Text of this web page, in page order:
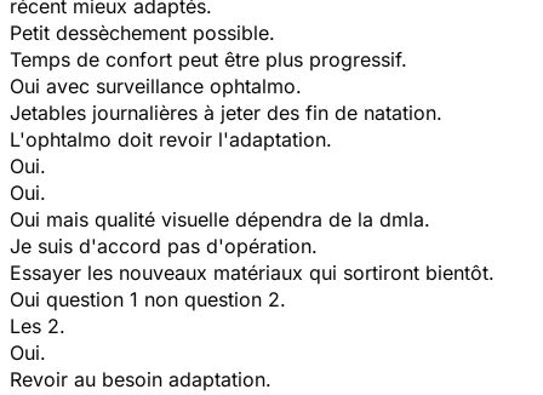
récent mieux adaptés.
Petit dessèchement possible.
Temps de confort peut être plus progressif.
Oui avec surveillance ophtalmo.
Jetables journalières à jeter des fin de natation.
L'ophtalmo doit revoir l'adaptation.
Oui.
Oui.
Oui mais qualité visuelle dépendra de la dmla.
Je suis d'accord pas d'opération.
Essayer les nouveaux matériaux qui sortiront bientôt.
Oui question 1 non question 2.
Les 2.
Oui.
Revoir au besoin adaptation.